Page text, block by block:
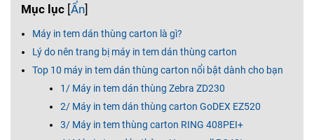
Mục lục [Ẩn]
Máy in tem dán thùng carton là gì?
Lý do nên trang bị máy in tem dán thùng carton
Top 10 máy in tem dán thùng carton nổi bật dành cho bạn
1/ Máy in tem dán thùng Zebra ZD230
2/ Máy in tem dán thùng carton GoDEX EZ520
3/ Máy in tem thùng carton RING 408PEI+